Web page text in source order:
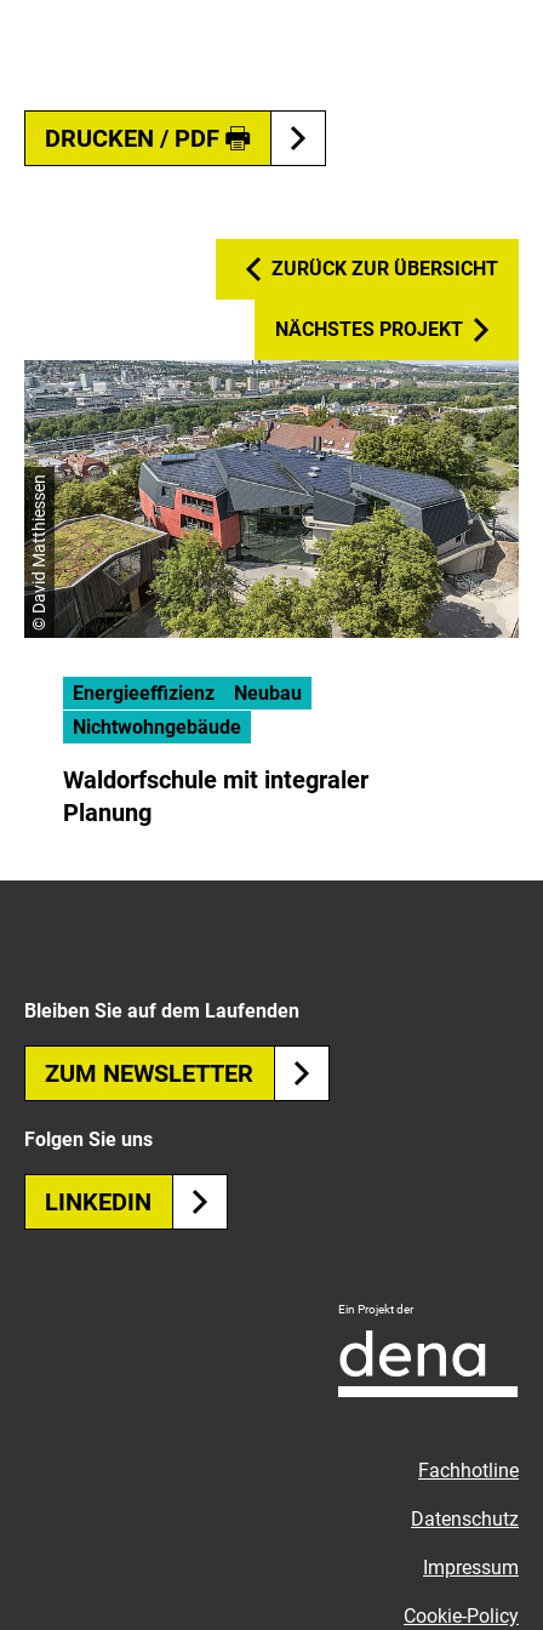
DRUCKEN / PDF
ZURÜCK ZUR ÜBERSICHT
NÄCHSTES PROJEKT
© David Matthiessen
Energieeffizienz
Neubau
Nichtwohngebäude
Waldorfschule mit integraler
Planung
Bleiben Sie auf dem Laufenden
ZUM NEWSLETTER
Folgen Sie uns
LINKEDIN
Logo
Deutsche
Energie-
Agentur
Ein Projekt der
Fachhotline
Datenschutz
Impressum
Cookie-Policy